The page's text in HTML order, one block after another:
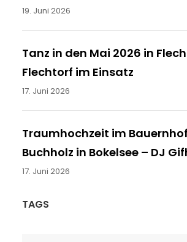
19. Juni 2026
Tanz in den Mai 2026 in
Flechtorf im Einsatz
17. Juni 2026
Traumhochzeit im
Buchholz in Bokelsee – DJ
17. Juni 2026
TAGS